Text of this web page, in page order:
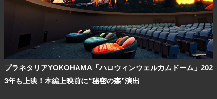
プラネタリアYOKOHAMA「ハロウィンウェルカムドーム」202
3年も上映！本編上映前に“秘密の森”演出